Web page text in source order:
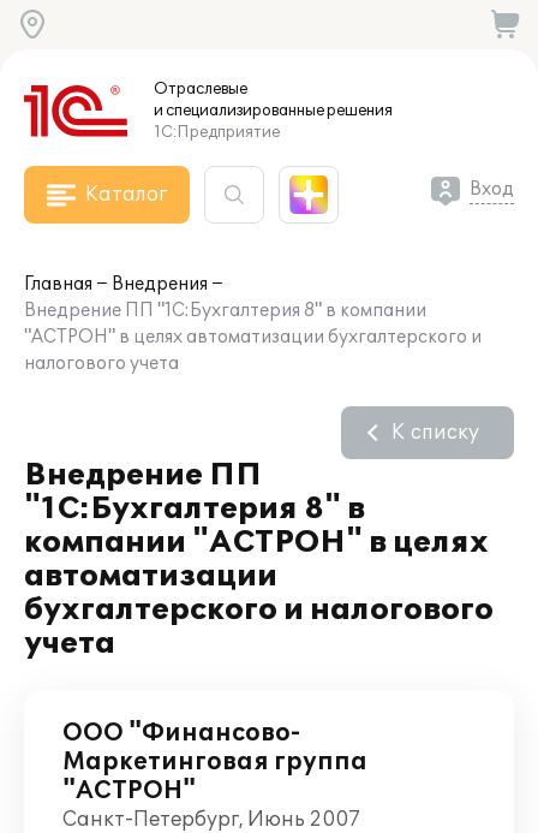
Отраслевые
и специализированныерешения
1С:Предприятие
Каталог Вход
Главная
Внедрения
Внедрение ПП "1С:Бухгалтерия 8" в компании
"АСТРОН" в целях автоматизации бухгалтерского и
налогового учета
Внедрение ПП
"1С:Бухгалтерия 8" в
компании "АСТРОН" в целях
автоматизации
бухгалтерского и налогового
учета
К списку
ООО "Финансово-
Маркетинговая группа
"АСТРОН"
Санкт-Петербург, Июнь 2007